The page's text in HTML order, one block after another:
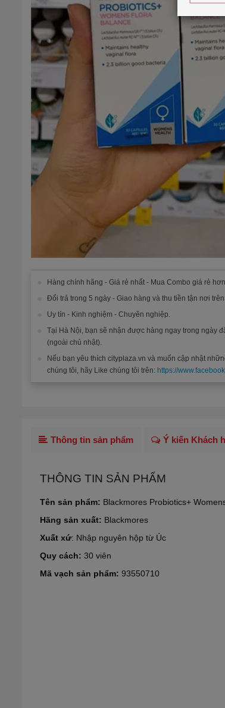
Hàng chính hãng - Giá rẻ nhất - Mua Combo giá rẻ
Đổi trả trong 5 ngày - Giao hàng và thu tiền tận nơi
Uy tín - Kinh nghiệm - Chuyên nghiệp.
Tại Hà Nội, bạn sẽ nhận được hàng ngay trong ngày
(ngoài chủ nhật).
Nếu bạn yêu thích cityplaza.vn và muốn cập nhật
chúng tôi, hãy Like chúng tôi trên: https://
Thông tin sản phẩm Ý kiến Khách
THÔNG TIN SẢN PHẨM
Tên sản phẩm: Blackmores Probiotics+
Hãng sản xuất: Blackmores
Xuất xứ: Nhập nguyên hộp từ Úc
Quy cách: 30 viên
Mã vạch sản phẩm: 93550710